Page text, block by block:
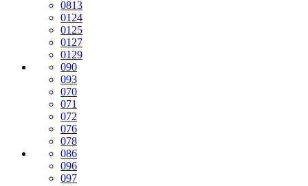
0813
0124
0125
0127
0129
090
093
070
071
072
076
078
086
096
097